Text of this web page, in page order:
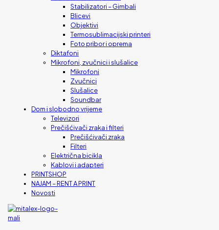
Stabilizatori – Gimbali
Blicevi
Objektivi
Termosublimacijski printeri
Foto pribor i oprema
Diktafoni
Mikrofoni, zvučnici i slušalice
Mikrofoni
Zvučnici
Slušalice
Soundbar
Dom i slobodno vrijeme
Televizori
Prečišćivači zraka i filteri
Prečišćivači zraka
Filteri
Električna bicikla
Kablovi i adapteri
PRINTSHOP
NAJAM – RENT A PRINT
Novosti